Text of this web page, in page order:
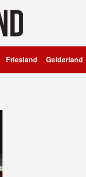
Friesland Gelderland